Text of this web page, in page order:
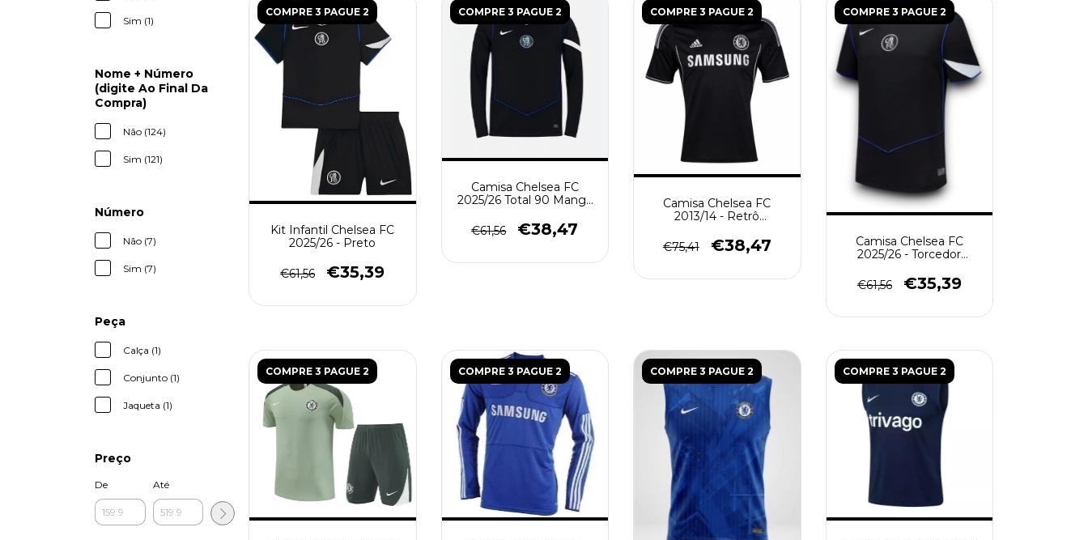
Sim (1)
Nome + Número
(digite Ao Final Da
Compra)
Não (124)
Sim (121)
Número
Não (7)
Sim (7)
Peça
Calça (1)
Conjunto (1)
Jaqueta (1)
Preço
De Até
COMPRE 3 PAGUE 2
Kit Infantil Chelsea FC
2025/26 - Preto
€61,56 €35,39
COMPRE 3 PAGUE 2
Camisa Chelsea FC
2025/26 Total 90 Manga
Masculina - Preta
€61,56 €38,47
COMPRE 3 PAGUE 2
Camisa Chelsea FC
2013/14 - Retrô
€75,41
€38,47
COMPRE 3 PAGUE 2
Camisa Chelsea FC
2025/26 - Torcedor
€61,56
€35,39
COMPRE 3 PAGUE 2 COMPRE 3 PAGUE 2 COMPRE 3 PAGUE 2 COMPRE 3 PAGUE 2